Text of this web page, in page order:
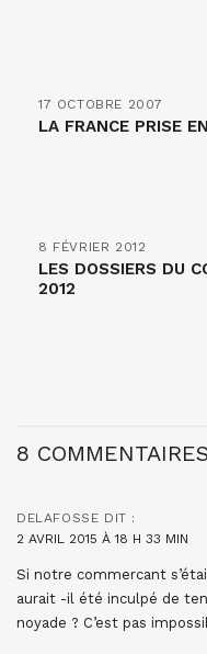
17 OCTOBRE 2007
LA FRANCE PRISE
8 FÉVRIER 2012
LES DOSSIERS DU
2012
8 COMMENTAIRES
DELAFOSSE DIT :
2 AVRIL 2015 À 18 H 33 MIN
Si notre commercant
aurait -il été inculpé de
noyade ? C’est pas